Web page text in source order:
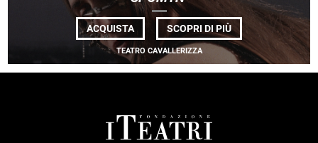
ACQUISTA SCOPRI DI PIÙDI
KATARINA
GRYVUL
<BR>
<EM>SPOMYN </
TEATRO CAVALLERIZZA